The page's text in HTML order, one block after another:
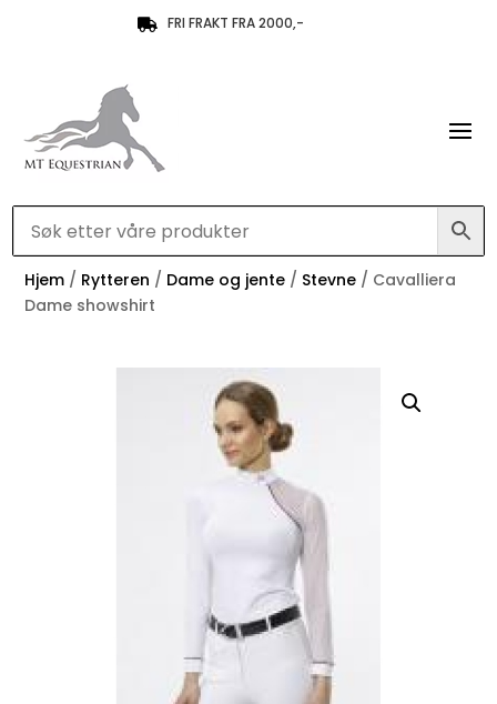
 FRI FRAKT FRA 2000,-
Hjem / Rytteren / Dame og jente / Stevne / Cavalliera
Dame showshirt